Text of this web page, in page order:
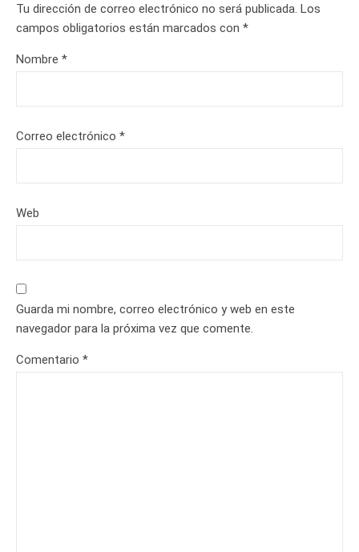
Tu dirección de correo electrónico no será publicada. Los
campos obligatorios están marcados con *
Nombre *
Correo electrónico *
Web
Guarda mi nombre, correo electrónico y web en este
navegador para la próxima vez que comente.
Comentario *